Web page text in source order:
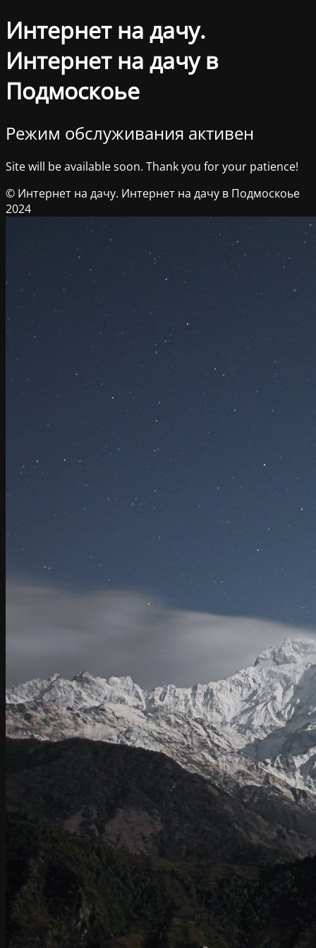
Интернет на дачу.
Интернет на дачу в
Подмоскоье
Режим обслуживания активен
Site will be available soon. Thank you for your patience!
© Интернет на дачу. Интернет на дачу в Подмоскоье
2024